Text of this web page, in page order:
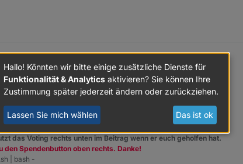
Gräte online sind, Im Ping Adapter sind ja Namen hinterlegt,
ich im Vis anzeigen lassen.
das Voting rechts unten im Beitrag wenn er euch geholfen hat.
den Spendenbutton oben rechts. Danke!
| bash -
Hallo! Könnten wir bitte einige zusätzliche Dienste für
Funktionalität & Analytics aktivieren? Sie können Ihre
Zustimmung später jederzeit ändern oder zurückziehen.
Lassen Sie mich wählen Das ist ok